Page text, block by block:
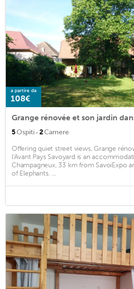
a partire da
108€
5Ospiti · 2Camere
Offering quiet street views, Grange
l'Avant Pays Savoyard is an
Champagneux, 33 km from SavoiExpo
of Elephants. ...